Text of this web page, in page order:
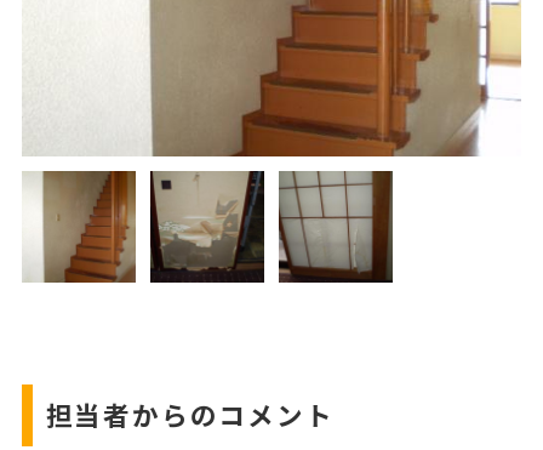
担当者からのコメント